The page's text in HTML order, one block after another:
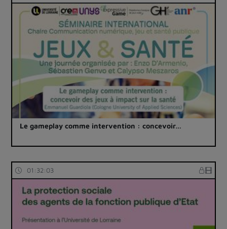
Le gameplay comme intervention : concevoir…
01:32:03